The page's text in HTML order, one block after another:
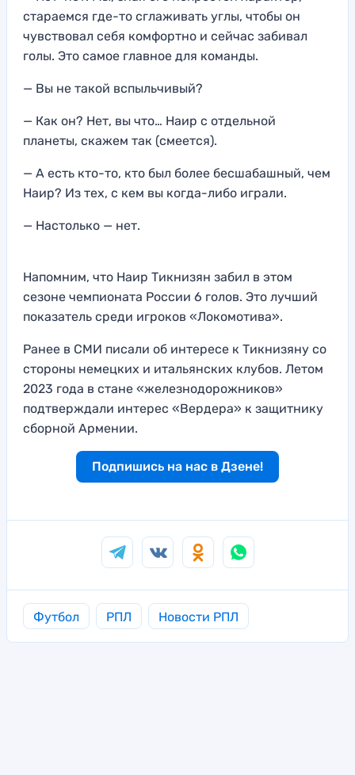
стараемся где-то сглаживать углы, чтобы он
чувствовал себя комфортно и сейчас забивал
голы. Это самое главное для команды.
— Вы не такой вспыльчивый?
— Как он? Нет, вы что… Наир с отдельной
планеты, скажем так (смеется).
— А есть кто-то, кто был более бесшабашный, чем
Наир? Из тех, с кем вы когда-либо играли.
— Настолько — нет.
Напомним, что Наир Тикнизян забил в этом
сезоне чемпионата России 6 голов. Это лучший
показатель среди игроков «Локомотива».
Ранее в СМИ писали об интересе к Тикнизяну со
стороны немецких и итальянских клубов. Летом
2023 года в стане «железнодорожников»
подтверждали интерес «Вердера» к защитнику
сборной Армении.
Подпишись на нас в Дзене!
Футбол РПЛ Новости РПЛ